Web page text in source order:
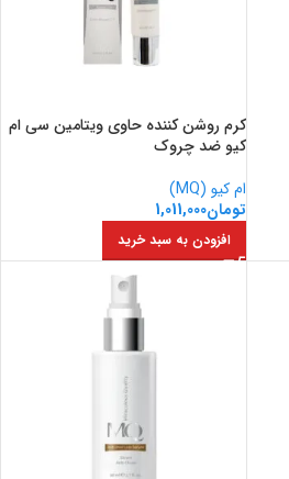
کرم روشن کننده حاوی ویتامین سی ام
کیو ضد چروک
ام کیو (MQ)
تومان1,011,000
افزودن به سبد خرید